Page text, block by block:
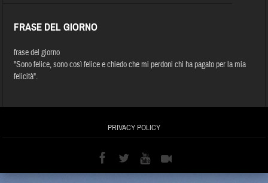
FRASE DEL GIORNO
frase del giorno
"Sono felice, sono così felice e chiedo che mi perdoni chi ha pagato per la mia
felicità".
PRIVACY POLICY